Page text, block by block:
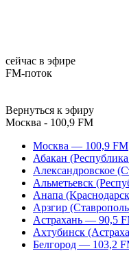
сейчас в эфире
FM-поток
Вернуться к эфиру
Москва - 100,9 FM
Москва — 100,9 FM
Абакан
Александровское
Альметьевск
Анапа
Арзгир
Астрахань — 90,5
Ахтубинск
Белгород — 103,2